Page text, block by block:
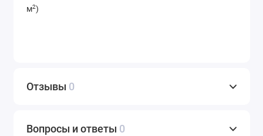
м2)
Отзывы 0
Вопросы и ответы 0